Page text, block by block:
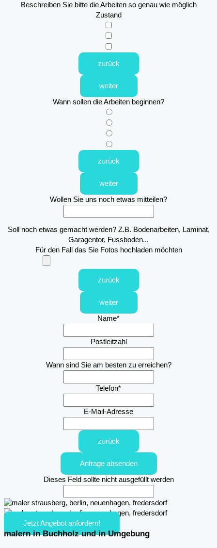
Beschreiben Sie bitte die Arbeiten so genau wie möglich
Zustand
zurück
weiter
Wann sollen die Arbeiten beginnen?
zurück
weiter
Wollen Sie uns noch etwas mitteilen?
Soll noch etwas gemacht werden? Z.B. Bodenarbeiten, Laminat,
Garagentor, Fussboden...
Für den Fall das Sie Fotos hochladen möchten
zurück
weiter
Name*
Postleitzahl
Wann sind Sie am besten zu erreichen?
Telefon*
E-Mail-Adresse
zurück
Anfrage absenden
Dieses Feld sollte nicht ausgefüllt werden
Jetzt Angebot anfordern!
malern in Buchholz und in Umgebung